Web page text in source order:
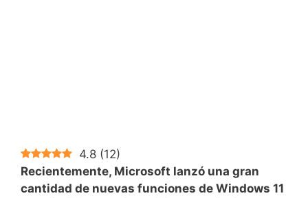
4.8 (12)
Recientemente, Microsoft lanzó una gran
cantidad de nuevas funciones de Windows 11